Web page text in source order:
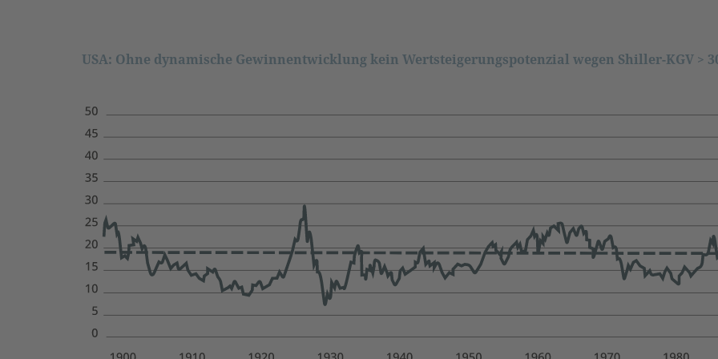
USA: Ohne dynamische Gewinnentwicklung kein Wertsteigerungspotenzial wegen Shiller-KGV >